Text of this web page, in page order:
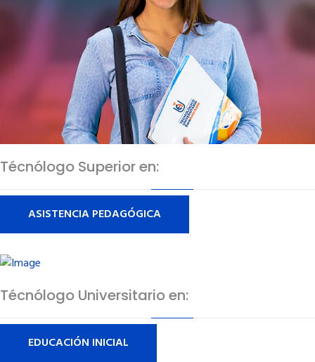
Técnólogo Superior en:
ASISTENCIA PEDAGÓGICA
Técnólogo Universitario en:
EDUCACIÓN INICIAL